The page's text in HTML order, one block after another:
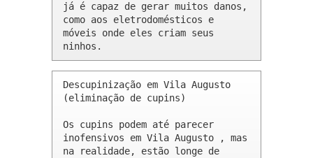
já é capaz de gerar muitos danos,
como aos eletrodomésticos e
móveis onde eles criam seus
ninhos.
Descupinização em Vila Augusto
(eliminação de cupins)
Os cupins podem até parecer
inofensivos em Vila Augusto , mas
na realidade, estão longe de